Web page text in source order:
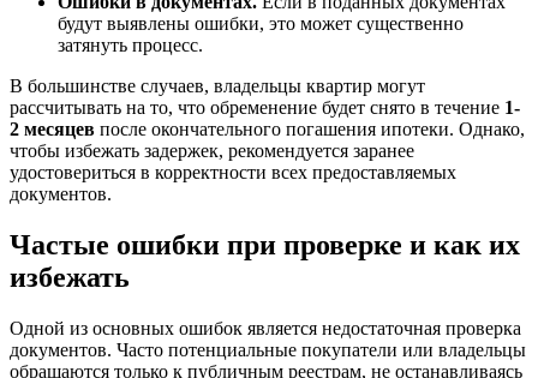
будут выявлены ошибки, это может существенно
затянуть процесс.
В большинстве случаев, владельцы квартир могут
рассчитывать на то, что обременение будет снято в течение 1-
2 месяцев после окончательного погашения ипотеки. Однако,
чтобы избежать задержек, рекомендуется заранее
удостовериться в корректности всех предоставляемых
документов.
Частые ошибки при проверке и как их
избежать
Одной из основных ошибок является недостаточная проверка
документов. Часто потенциальные покупатели или владельцы
обращаются только к публичным реестрам, не останавливаясь